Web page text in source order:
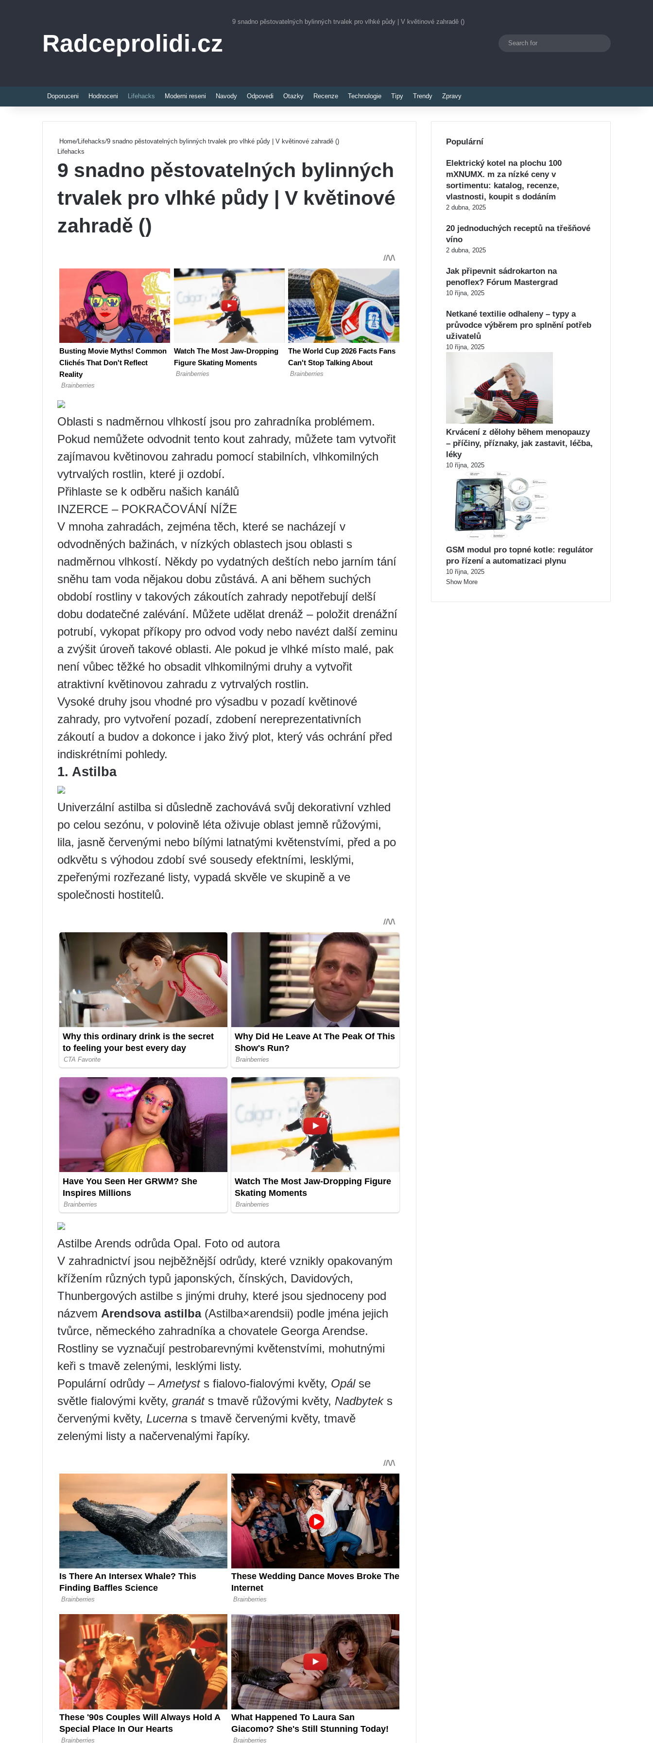
Radceprolidi.cz
9 snadno pěstovatelných bylinných trvalek pro vlhké půdy | V květinové zahradě ()
Switch skin
Doporuceni Hodnoceni Lifehacks Moderni reseni Navody Odpovedi Otazky Recenze Technologie Tipy Trendy Zpravy
Home/Lifehacks/9 snadno pěstovatelných bylinných trvalek pro vlhké půdy | V květinové zahradě ()
Lifehacks
9 snadno pěstovatelných bylinných
trvalek pro vlhké půdy | V květinové
zahradě ()
Oblasti s nadměrnou vlhkostí jsou pro zahradníka problémem.
Pokud nemůžete odvodnit tento kout zahrady, můžete tam vytvořit
zajímavou květinovou zahradu pomocí stabilních, vlhkomilných
vytrvalých rostlin, které ji ozdobí.
Přihlaste se k odběru našich kanálů
INZERCE – POKRAČOVÁNÍ NÍŽE
V mnoha zahradách, zejména těch, které se nacházejí v
odvodněných bažinách, v nízkých oblastech jsou oblasti s
nadměrnou vlhkostí. Někdy po vydatných deštích nebo jarním tání
sněhu tam voda nějakou dobu zůstává. A ani během suchých
období rostliny v takových zákoutích zahrady nepotřebují delší
dobu dodatečné zalévání. Můžete udělat drenáž – položit drenážní
potrubí, vykopat příkopy pro odvod vody nebo navézt další zeminu
a zvýšit úroveň takové oblasti. Ale pokud je vlhké místo malé, pak
není vůbec těžké ho obsadit vlhkomilnými druhy a vytvořit
atraktivní květinovou zahradu z vytrvalých rostlin.
Vysoké druhy jsou vhodné pro výsadbu v pozadí květinové
zahrady, pro vytvoření pozadí, zdobení nereprezentativních
zákoutí a budov a dokonce i jako živý plot, který vás ochrání před
indiskrétními pohledy.
1. Astilba
Univerzální astilba si důsledně zachovává svůj dekorativní vzhled
po celou sezónu, v polovině léta oživuje oblast jemně růžovými,
lila, jasně červenými nebo bílými latnatými květenstvími, před a po
odkvětu s výhodou zdobí své sousedy efektními, lesklými,
zpeřenými rozřezané listy, vypadá skvěle ve skupině a ve
společnosti hostitelů.
Astilbe Arends odrůda Opal. Foto od autora
V zahradnictví jsou nejběžnější odrůdy, které vznikly opakovaným
křížením různých typů japonských, čínských, Davidových,
Thunbergových astilbe s jinými druhy, které jsou sjednoceny pod
názvem Arendsova astilba(Astilba×arendsii) podle jména jejich
tvůrce, německého zahradníka a chovatele Georga Arendse.
Rostliny se vyznačují pestrobarevnými květenstvími, mohutnými
keři s tmavě zelenými, lesklými listy.
Populární odrůdy –Ametysts fialovo-fialovými květy, Opálse
světle fialovými květy, granáts tmavě růžovými květy, Nadbyteks
červenými květy, Lucerna s tmavě červenými květy, tmavě
zelenými listy a načervenalými řapíky.
Populární
Elektrický kotel na plochu 100
mXNUMX. m za nízké ceny v
sortimentu: katalog, recenze,
vlastnosti, koupit s dodáním
2 dubna, 2025
20 jednoduchých receptů na třešňové
víno
2 dubna, 2025
Jak připevnit sádrokarton na
penoflex? Fórum Mastergrad
10 října, 2025
Netkané textilie odhaleny – typy a
průvodce výběrem pro splnění potřeb
uživatelů
10 října, 2025
Krvácení z dělohy během menopauzy
– příčiny, příznaky, jak zastavit, léčba,
léky
10 října, 2025
GSM modul pro topné kotle: regulátor
pro řízení a automatizaci plynu
10 října, 2025
Show More